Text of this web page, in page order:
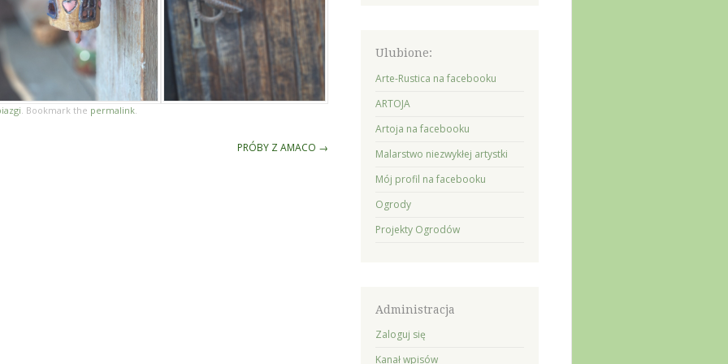
. Bookmark the permalink
PRÓBY Z AMACO →
Ulubione:
Arte-Rustica na facebooku
ARTOJA
Artoja na facebooku
Malarstwo niezwykłej artystki
Mój profil na facebooku
Ogrody
Projekty Ogrodów
Administracja
Zaloguj się
Kanał wpisów